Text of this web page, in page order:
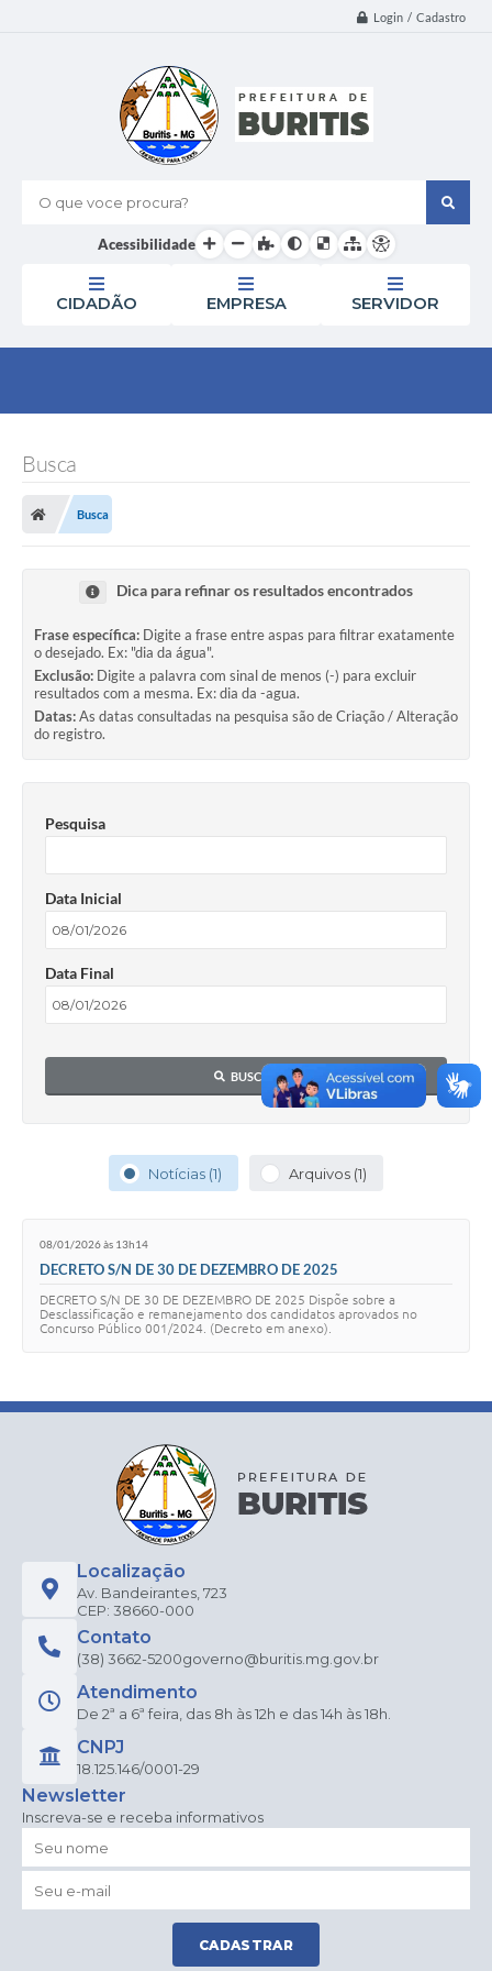
Login / Cadastro
O que voce procura?
Acessibilidade
CIDADÃO EMPRESA SERVIDOR
Busca
Busca
Dica para refinar os resultados encontrados
Frase específica: Digite a frase entre aspas para filtrar exatamente
o desejado. Ex: "dia da água".
Exclusão: Digite a palavra com sinal de menos (-) para excluir
resultados com a mesma. Ex: dia da -agua.
Datas:As datas consultadas na pesquisa são de Criação / Alteração
do registro.
Pesquisa
Data Inicial
Data Final
BUSCAR
Notícias (1) Arquivos (1)
08/01/2026 às 13h14
DECRETO S/N DE 30 DE DEZEMBRO DE 2025
DECRETO S/N DE 30 DE DEZEMBRO DE 2025 Dispõe sobre a
Desclassificação e remanejamento dos candidatos aprovados no
Concurso Público 001/2024. (Decreto em anexo).
Localização
Av. Bandeirantes, 723
CEP: 38660-000
Contato
(38) 3662-5200governo@buritis.mg.gov.br
Atendimento
De 2ª a 6ª feira, das 8h às 12h e das 14h às 18h.
CNPJ
18.125.146/0001-29
Newsletter
Inscreva-se e receba informativos
CADASTRAR